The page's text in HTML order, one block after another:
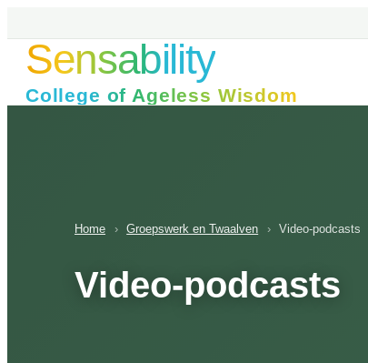
naarSensability
College of Ageless Wisdom
Home › Groepswerk en Twaalven › Video-podcasts
Video-podcasts